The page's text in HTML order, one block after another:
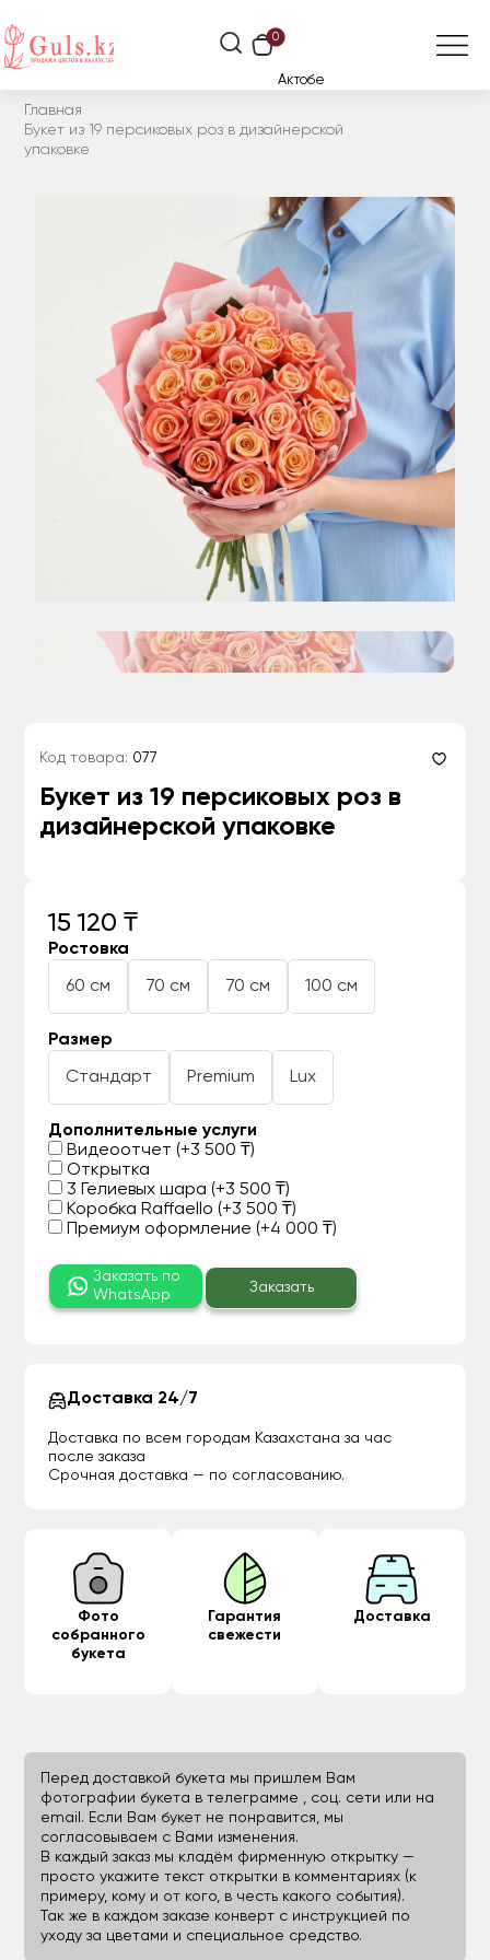
0
Актобе
Главная
Букет из 19 персиковых роз в дизайнерской
упаковке
Код товара: 077
Букет из 19 персиковых роз в
дизайнерской упаковке
15 120 ₸
Ростовка
60 см 70 см 70 см 100 см
Размер
Стандарт Premium Lux
Дополнительные услуги
Видеоотчет (+3 500 ₸)
Открытка
3 Гелиевых шара (+3 500 ₸)
Коробка Raffaello (+3 500 ₸)
Премиум оформление (+4 000 ₸)
Заказать по
WhatsApp
Заказать
Доставка 24/7
Доставка по всем городам Казахстана за час
после заказа
Срочная доставка — по согласованию.
Фото
собранного
букета
Гарантия
свежести
Доставка
Перед доставкой букета мы пришлем Вам
фотографии букета в телеграмме , соц. сети или на
email. Если Вам букет не понравится, мы
согласовываем с Вами изменения.
В каждый заказ мы кладём фирменную открытку —
просто укажите текст открытки в комментариях (к
примеру, кому и от кого, в честь какого события).
Так же в каждом заказе конверт с инструкцией по
уходу за цветами и специальное средство.